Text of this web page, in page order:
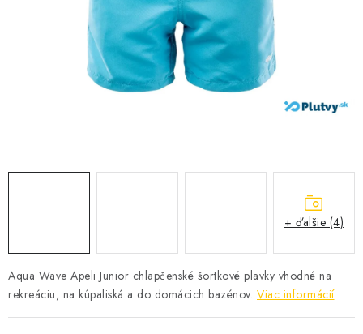
PODVODNÉ SKÚTRE
TAŠKY A VAKY
Aqua Wave Apeli Junior chlapčenské šortkové plavky vhodné na
rekreáciu, na kúpaliská a do domácich bazénov. Viac informácií
+ ďalšie (4)